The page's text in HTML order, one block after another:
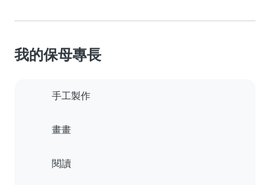
我的保母專長
手工製作
畫畫
閱讀